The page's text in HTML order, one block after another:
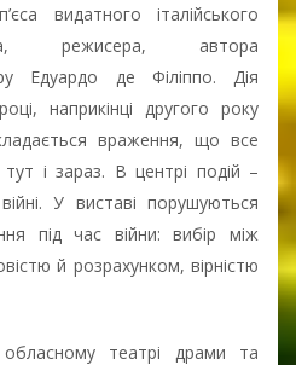
видатного італійського
режисера, автора
Едуардо де Філіппо. Дія
наприкінці другого року
враження, що все
тут і зараз. В центрі подій –
У виставі порушуються
під час війни: вибір між
й розрахунком, вірністю
театрі драми та